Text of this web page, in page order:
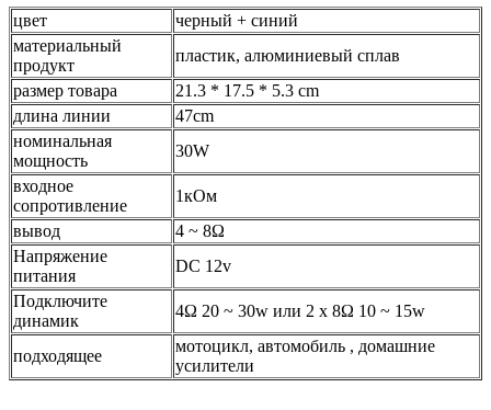
цвет
черный + синий
материальный
продукт
пластик, алюминиевый сплав
размер товара
21.3 * 17.5 * 5.3 cm
длина линии
47cm
номинальная
мощность
30W
входное
сопротивление
1кОм
вывод
4 ~ 8Ω
Напряжение
питания
DC 12v
Подключите
динамик
4Ω 20 ~ 30w или 2 х 8Ω 10 ~ 15w
подходящее
мотоцикл, автомобиль , домашние
усилители